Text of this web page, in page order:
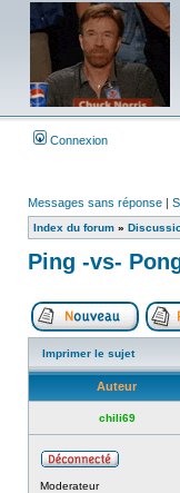
Connexion
Messages sans réponse |
Index du forum »
Ping -vs-
Poster
Imprimer le sujet
Auteur
chili69
Moderateur